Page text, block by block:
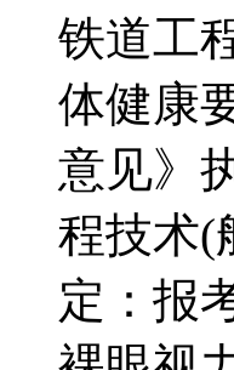
铁道工
体健康
意见》
程技术(
定：报